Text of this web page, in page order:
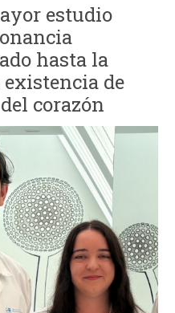
estudio
hasta la
de
corazón